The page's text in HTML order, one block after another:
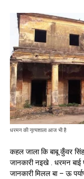
धरमन की नृत्यशाला आज भी है
कहल जाला कि बाबू कुँवर
जानकारी नइखे . धरमन बाई
जानकारी मिलल बा – ऊ